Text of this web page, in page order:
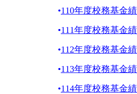
•110年度校務基金
•111年度校務基金
•112年度校務基金
•113年度校務基金
•114年度校務基金